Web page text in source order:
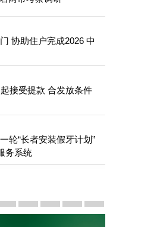
中
款 合发放条件
轮“长者安装假牙计划”
务系统
“一国两制”新篇章 — 澳门“一国
辉11月18日发表2026年施政报
特别行政区经济和社会发展第
横琴粤澳深度合作区专题网站
施政小讲堂
走进澳门澳门相簿2020
《澳门微视